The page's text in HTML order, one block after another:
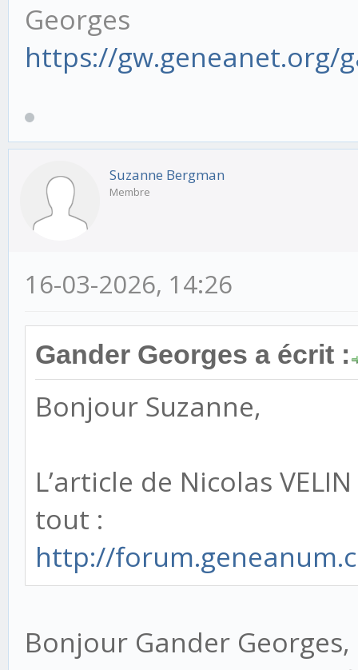
Georges
https://gw.geneanet.org/
Suzanne Bergman
Membre
16-03-2026, 14:26
Gander Georges a écrit :
Bonjour Suzanne,
L’article de Nicolas
tout :
http://
Bonjour Gander Georges,